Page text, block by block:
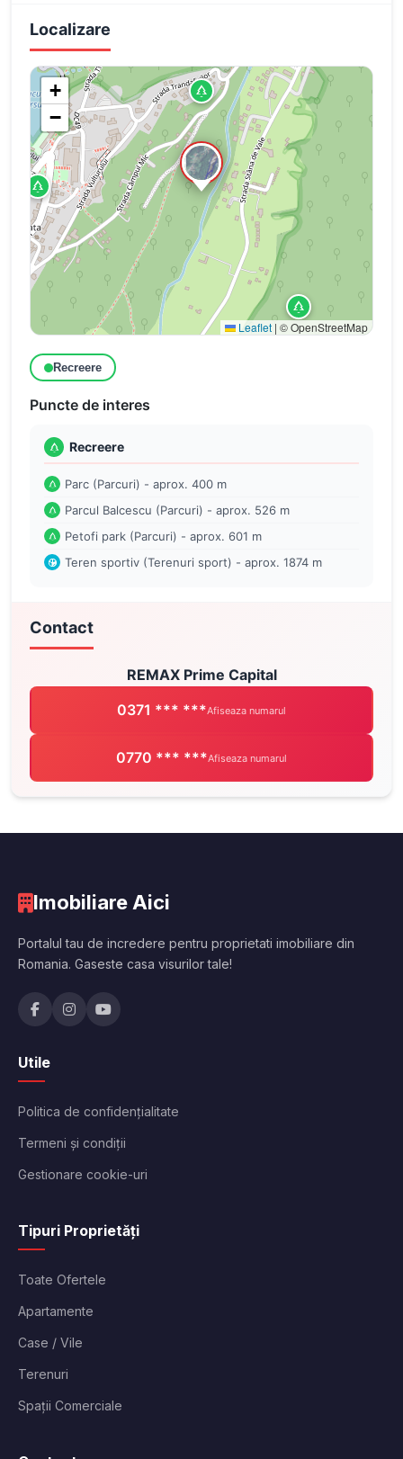
Localizare
+
−
Leaflet | © OpenStreetMap
Recreere
Puncte de interes
Recreere
Parc (Parcuri) - aprox. 400 m
Parcul Balcescu (Parcuri) - aprox. 526 m
Petofi park (Parcuri) - aprox. 601 m
Teren sportiv (Terenuri sport) - aprox. 1874 m
Contact
REMAX Prime Capital
0371 *** ***Afiseaza numarul
0770 *** ***Afiseaza numarul
Imobiliare Aici
Portalul tau de incredere pentru proprietati imobiliare din
Romania. Gaseste casa visurilor tale!
Utile
Politica de confidențialitate
Termeni și condiții
Gestionare cookie-uri
Tipuri Proprietăți
Toate Ofertele
Apartamente
Case / Vile
Terenuri
Spații Comerciale